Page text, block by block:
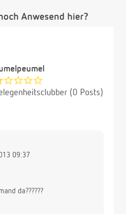
Anwesend hier?
(0 Posts)
09:37
da??????